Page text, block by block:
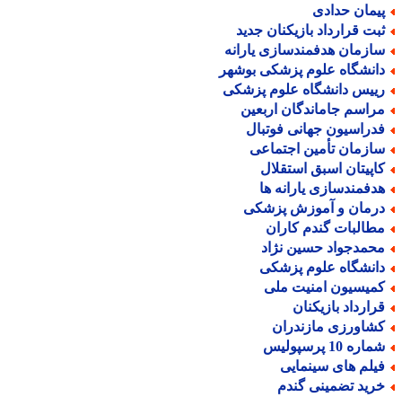
حدادی
قرارداد بازیکنان جدید
هدفمندسازی یارانه
علوم پزشکی بوشهر
دانشگاه علوم پزشکی
جاماندگان اربعین
جهانی فوتبال
تأمین اجتماعی
اسبق استقلال
یارانه ها
و آموزش پزشکی
گندم کاران
حسین نژاد
علوم پزشکی
امنیت ملی
بازیکنان
مازندران
10 پرسپولیس
های سینمایی
تضمینی گندم